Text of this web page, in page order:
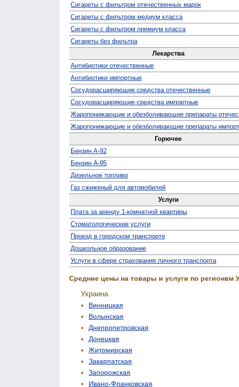
Сигареты с фильтром отечественных марок
Сигареты с фильтром медиум класса
Сигареты с фильтром премиум класса
Сигареты без фильтра
Лекарства
Антибиотики отечественные
Антибиотики импортные
Сосудо­расширяющие средства отечественные
Сосуд­орасширяющие средства импортные
Жаро­понижающие и обезболивающие препараты
Жаро­понижающие и обезболивающие препараты
Горючее
Бензин А-92
Бензин А-95
Дизельное топливо
Газ сжиженый для автомобилей
Услуги
Плата за аренду 1-комнатной квартиры
Стомато­логические услуги
Проезд в городском транспорте
Дошкольное образование
Услуги в сфере страхования личного транспорта
Средние цены на товары и услуги по регионвм
Украина
Винницкая
Волынская
Днепропетровская
Донецкая
Житомирская
Закарпатская
Запорожская
Ивано-Франковская